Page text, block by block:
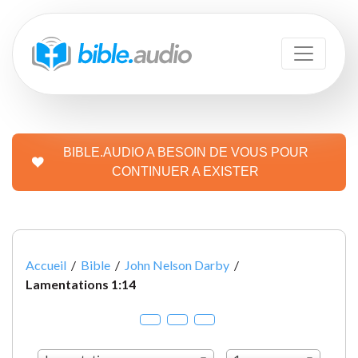
BIBLE.AUDIO A BESOIN DE VOUS POUR
CONTINUER A EXISTER
Accueil / Bible / John Nelson Darby /
Lamentations 1:14